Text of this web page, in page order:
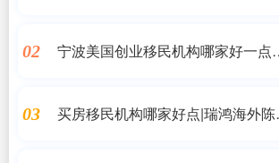
02
宁波美国创业移民机构哪家好一点
03
买房移民机构哪家好点|瑞鸿海外陈